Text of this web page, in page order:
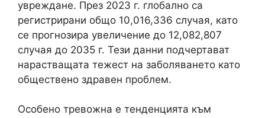
увреждане. През 2023 г. глобално са
регистрирани общо 10,016,336 случая, като
се прогнозира увеличение до 12,082,807
случая до 2035 г. Тези данни подчертават
нарастващата тежест на заболяването като
обществено здравен проблем.
Особено тревожна е тенденцията към